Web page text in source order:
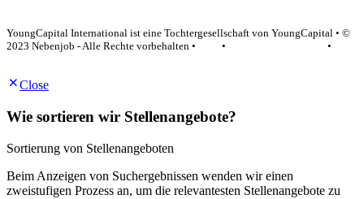
YoungCapital International ist eine Tochtergesellschaft von YoungCapital • ©
2023 Nebenjob - Alle Rechte vorbehalten •
•
•
Close
Wie sortieren wir Stellenangebote?
Sortierung von Stellenangeboten
Beim Anzeigen von Suchergebnissen wenden wir einen
zweistufigen Prozess an, um die relevantesten Stellenangebote zu